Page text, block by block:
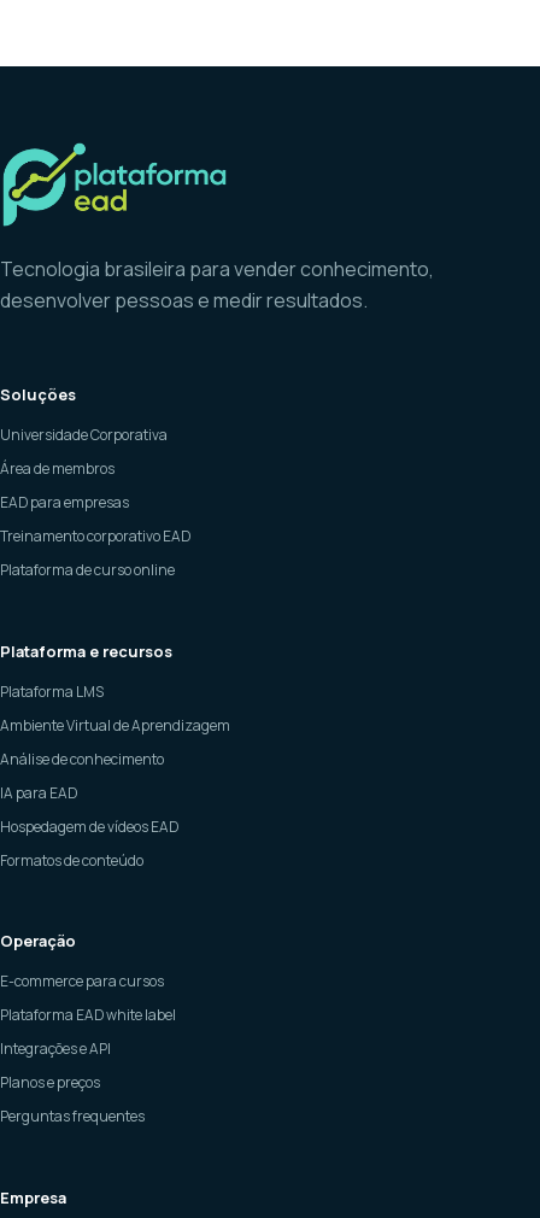
Tecnologia brasileira para vender conhecimento,
desenvolver pessoas e medir resultados.
Soluções
Universidade Corporativa
Área de membros
EAD para empresas
Treinamento corporativo EAD
Plataforma de curso online
Plataforma e recursos
Plataforma LMS
Ambiente Virtual de Aprendizagem
Análise de conhecimento
IA para EAD
Hospedagem de vídeos EAD
Formatos de conteúdo
Operação
E-commerce para cursos
Plataforma EAD white label
Integrações e API
Planos e preços
Perguntas frequentes
Empresa